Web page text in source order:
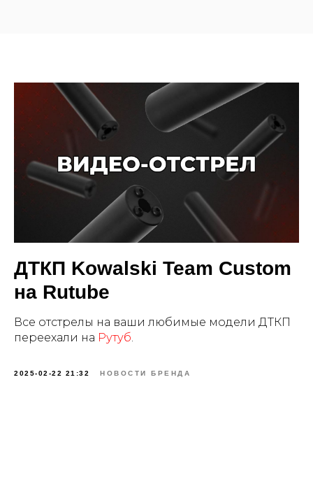
ДТКП Kowalski Team Custom
на Rutube
Все отстрелы на ваши любимые модели ДТКП
переехали на Рутуб.
2025-02-22 21:32 НОВОСТИ БРЕНДА